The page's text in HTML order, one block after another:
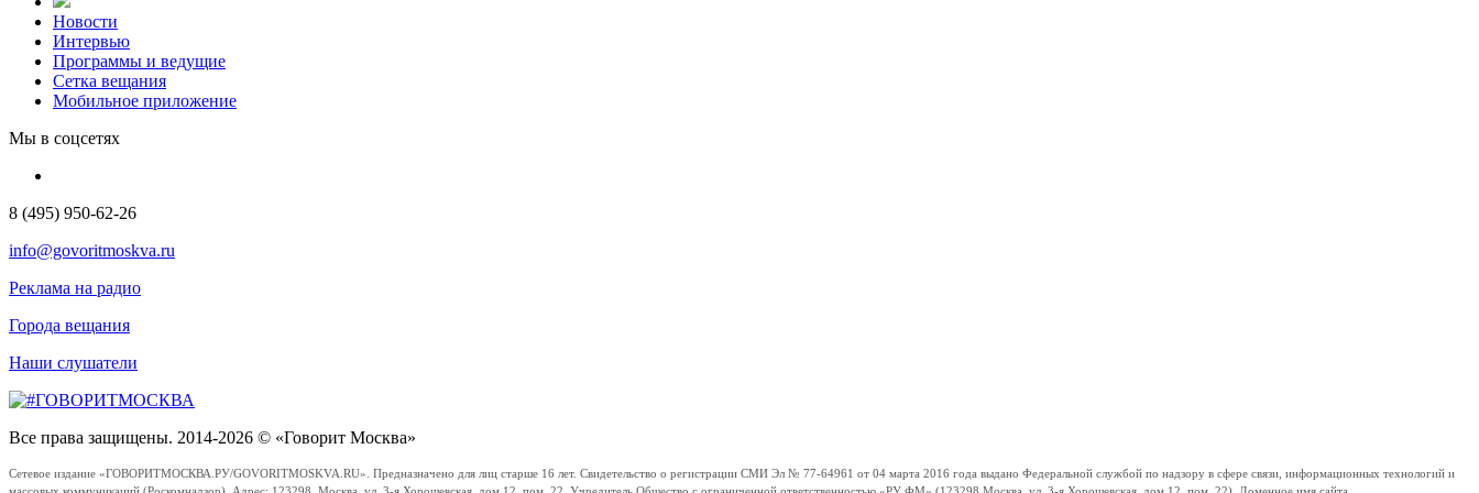
Новости
Интервью
Программы и ведущие
Сетка вещания
Мобильное приложение
Мы в соцсетях
8 (495) 950-62-26
info@govoritmoskva.ru
Реклама на радио
Города вещания
Наши слушатели
Все права защищены. 2014-2026 © «Говорит Москва»
Сетевое издание «ГОВОРИТМОСКВА.РУ/GOVORITMOSKVA.RU». Предназначено для лиц старше 16 лет. Свидетельство о регистрации СМИ Эл № 77-64961 от 04 марта 2016 года выдано Федеральной службой по надзору в сфере связи, информационных технологий и